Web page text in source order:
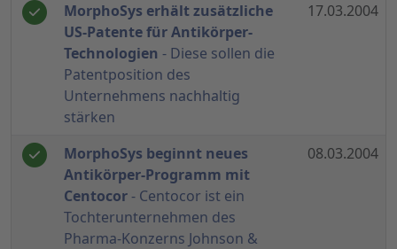
MorphoSys erhält zusätzliche
US-Patente für Antikörper-
Technologien - Diese sollen die
Patentposition des
Unternehmens nachhaltig
stärken
17.03.2004
MorphoSys beginnt neues
Antikörper-Programm mit
Centocor - Centocor ist ein
Tochterunternehmen des
Pharma-Konzerns Johnson &
08.03.2004